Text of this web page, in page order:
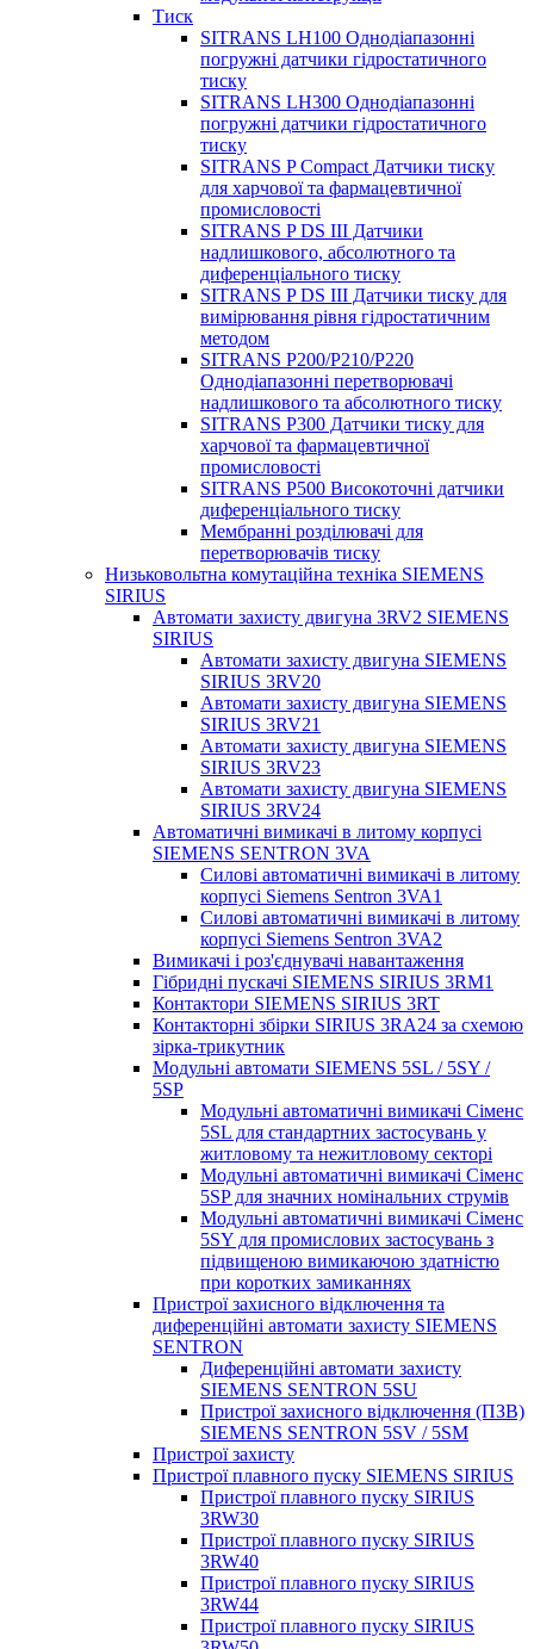
Тиск
SITRANS LH100 Однодіапазонні
погружні датчики гідростатичного
тиску
SITRANS LH300 Однодіапазонні
погружні датчики гідростатичного
тиску
SITRANS P Compact Датчики тиску
для харчової та фармацевтичної
промисловості
SITRANS P DS III Датчики
надлишкового, абсолютного та
диференціального тиску
SITRANS P DS III Датчики тиску для
вимірювання рівня гідростатичним
методом
SITRANS P200/P210/P220
Однодіапазонні перетворювачі
надлишкового та абсолютного тиску
SITRANS P300 Датчики тиску для
харчової та фармацевтичної
промисловості
SITRANS P500 Високоточні датчики
диференціального тиску
Мембранні розділювачі для
перетворювачів тиску
Низьковольтна комутаційна техніка SIEMENS
SIRIUS
Автомати захисту двигуна 3RV2 SIEMENS
SIRIUS
Автомати захисту двигуна SIEMENS
SIRIUS 3RV20
Автомати захисту двигуна SIEMENS
SIRIUS 3RV21
Автомати захисту двигуна SIEMENS
SIRIUS 3RV23
Автомати захисту двигуна SIEMENS
SIRIUS 3RV24
Автоматичні вимикачі в литому корпусі
SIEMENS SENTRON 3VA
Силові автоматичні вимикачі в литому
корпусі Siemens Sentron 3VA1
Силові автоматичні вимикачі в литому
корпусі Siemens Sentron 3VA2
Вимикачі і роз'єднувачі навантаження
Гібридні пускачі SIEMENS SIRIUS 3RM1
Контактори SIEMENS SIRIUS 3RT
Контакторні збірки SIRIUS 3RA24 за схемою
зірка-трикутник
Модульні автомати SIEMENS 5SL / 5SY /
5SP
Модульні автоматичні вимикачі Сіменс
5SL для стандартних застосувань у
житловому та нежитловому секторі
Модульні автоматичні вимикачі Сіменс
5SP для значних номінальних струмів
Модульні автоматичні вимикачі Сіменс
5SY для промислових застосувань з
підвищеною вимикаючою здатністю
при коротких замиканнях
Пристрої захисного відключення та
диференційні автомати захисту SIEMENS
SENTRON
Диференційні автомати захисту
SIEMENS SENTRON 5SU
Пристрої захисного відключення (ПЗВ)
SIEMENS SENTRON 5SV / 5SM
Пристрої захисту
Пристрої плавного пуску SIEMENS SIRIUS
Пристрої плавного пуску SIRIUS
3RW30
Пристрої плавного пуску SIRIUS
3RW40
Пристрої плавного пуску SIRIUS
3RW44
Пристрої плавного пуску SIRIUS